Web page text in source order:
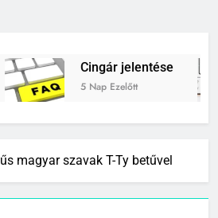
Cingár jelentése
5 Nap Ezelőtt
magyar szavak T-Ty betűvel